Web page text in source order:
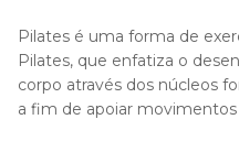
Pilates é uma forma de
Pilates, que enfatiza o
corpo através dos núcleos
a fim de apoiar